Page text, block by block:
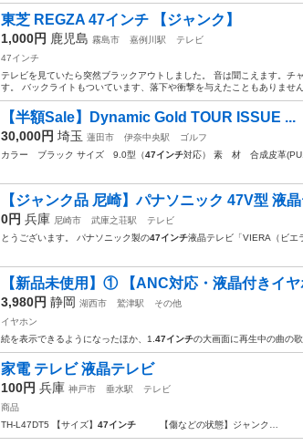
東芝 REGZA 47インチ 【ジャンク】
1,000円 鹿児島 霧島市 嘉例川駅
テレビ
47インチ
テレビを見ていたら突然ブラックアウトしました。 音は聞こえます。チ
す。 バックライトもついています、落下や衝撃を与えたこともありませ
【半額Sale】Dynamic Gold TOUR ISSUE ...
30,000円 埼玉 蓮田市 伊奈中央駅
ゴルフ
カラー ブラック サイズ 9.0型（47インチ対応） 素 材 合成皮革(PU
【ジャンク品 尼崎】パナソニック 47V型 液
0円 兵庫 尼崎市 武庫之荘駅
テレビ
とうございます。 パナソニック製の47インチ液晶テレビ「VIERA（ビエ
【新品未使用】① 【ANC対応・液晶付きイ
3,980円 静岡 湖西市 鷲津駅
その他
イヤホン
続を表示できるようになったほか、1. 47インチの大画面に再生中の曲の
家電 テレビ 液晶テレビ
100円 兵庫 神戸市 垂水駅
テレビ
商品
TH-L47DT5 【サイズ】 47インチ 【傷などの状態】ジャンク…